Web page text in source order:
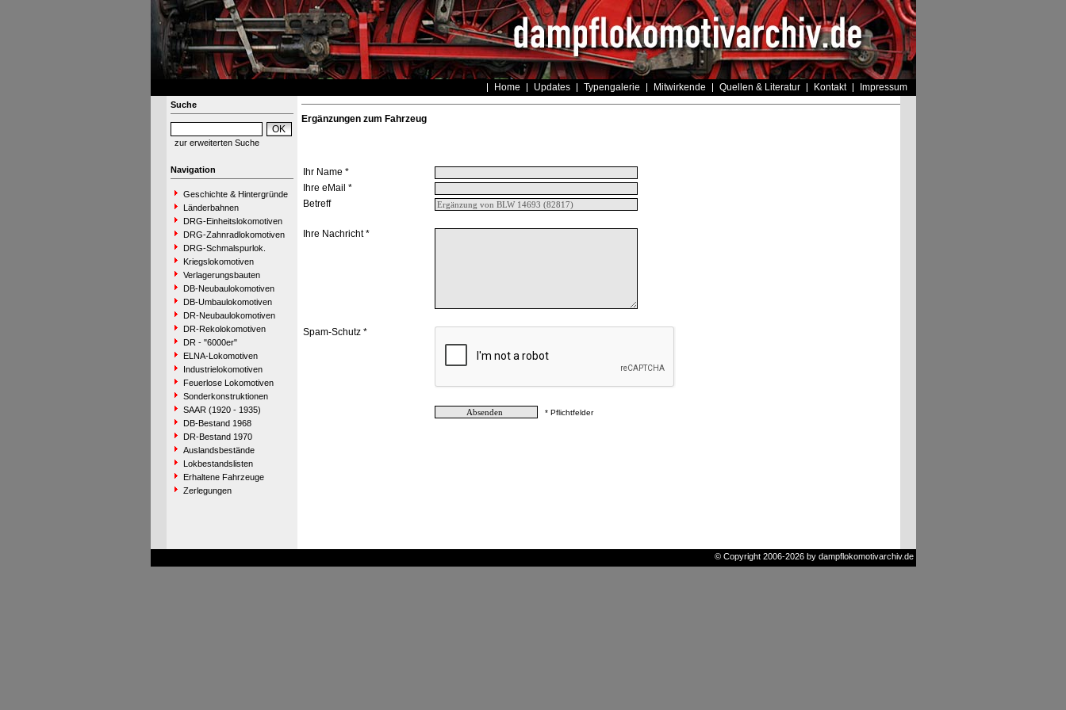
Home Updates Typengalerie Mitwirkende Quellen & Literatur Kontakt Impressum
Suche
zur erweiterten Suche
Navigation
Geschichte & Hintergründe
Länderbahnen
DRG-Einheitslokomotiven
DRG-Zahnradlokomotiven
DRG-Schmalspurlok.
Kriegslokomotiven
Verlagerungsbauten
DB-Neubaulokomotiven
DB-Umbaulokomotiven
DR-Neubaulokomotiven
DR-Rekolokomotiven
DR - "6000er"
ELNA-Lokomotiven
Industrielokomotiven
Feuerlose Lokomotiven
Sonderkonstruktionen
SAAR (1920 - 1935)
DB-Bestand 1968
DR-Bestand 1970
Auslandsbestände
Lokbestandslisten
Erhaltene Fahrzeuge
Zerlegungen
Ergänzungen zum Fahrzeug
Ihr Name *
Ihre eMail *
Betreff
Ihre Nachricht *
Spam-Schutz *
* Pflichtfelder
© Copyright 2006-2026 by dampflokomotivarchiv.de